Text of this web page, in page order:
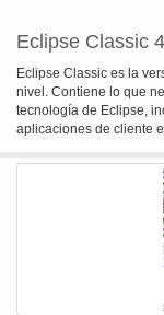
Eclipse Classic
Eclipse Classic es la
nivel. Contiene lo que
tecnología de Eclipse,
aplicaciones de cliente
compilación
fuente completo de la